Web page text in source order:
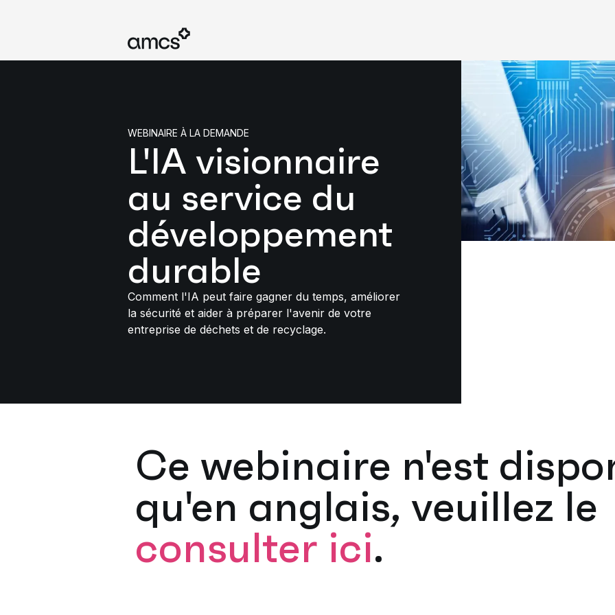
WEBINAIRE À LA DEMANDE
L'IA visionnaire
au service du
développement
durable
Comment l'IA peut faire gagner du temps, améliorer
la sécurité et aider à préparer l'avenir de votre
entreprise de déchets et de recyclage.
Ce webinaire n'est
qu'en anglais, veuillez le
consulter ici.